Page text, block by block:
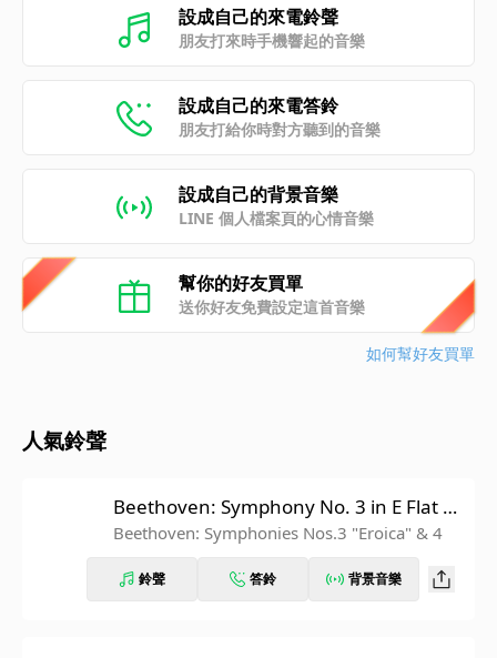
設成自己的來電鈴聲
朋友打來時手機響起的音樂
設成自己的來電答鈴
朋友打給你時對方聽到的音樂
設成自己的背景音樂
LINE 個人檔案頁的心情音樂
幫你的好友買單
送你好友免費設定這首音樂
如何幫好友買單
人氣鈴聲
Beethoven: Symphony No. 3 in E Flat M
ajor, Op. 55 "Eroica": IV. Finale. Allegro
Beethoven: Symphonies Nos.3 "Eroica" & 4
鈴聲 答鈴 背景音樂